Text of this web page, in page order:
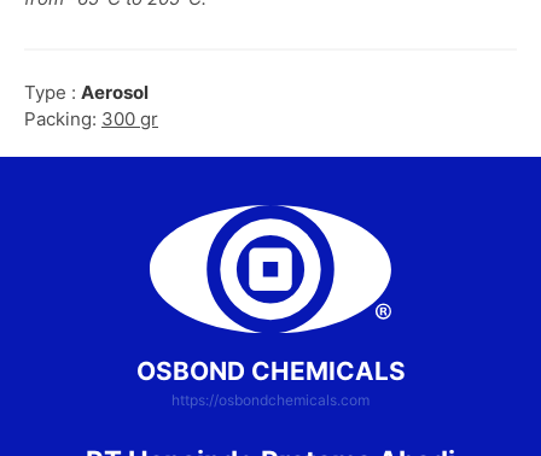
Type : Aerosol
Packing: 300 gr
OSBOND CHEMICALS
https://osbondchemicals.com